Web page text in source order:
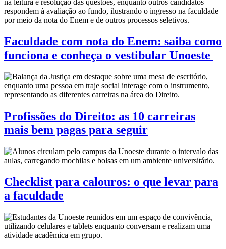
Faculdade com nota do Enem: saiba como
funciona e conheça o vestibular Unoeste
Profissões do Direito: as 10 carreiras
mais bem pagas para seguir
Checklist para calouros: o que levar para
a faculdade